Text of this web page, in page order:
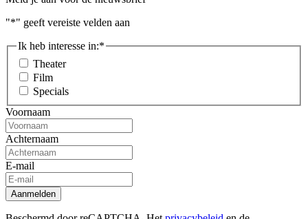
"*" geeft vereiste velden aan
Ik heb interesse in:*
Theater
Film
Specials
Voornaam
Achternaam
E-mail
Aanmelden